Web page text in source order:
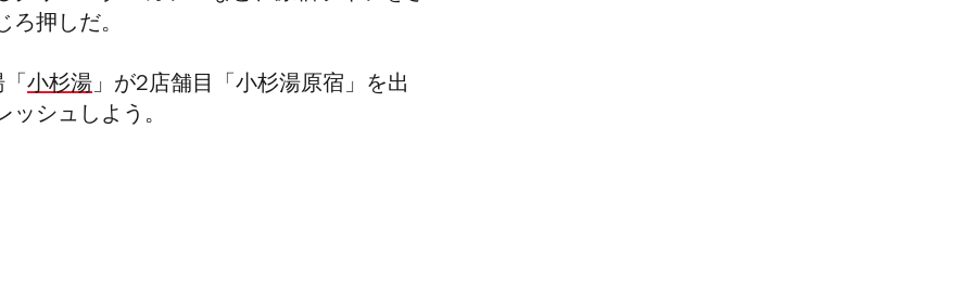
押しだ。
小杉湯」が2店舗目「小杉湯原宿」を出
シュしよう。